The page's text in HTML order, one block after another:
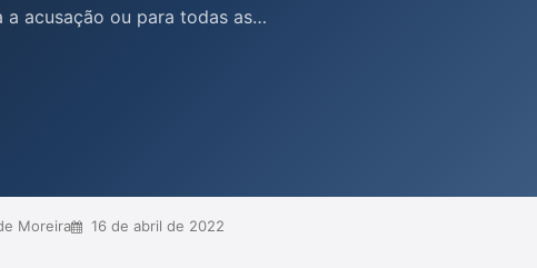
acusação ou para todas as
do artigo 112, I, do
e a presunção de
Moreira 16 de abril de 2022